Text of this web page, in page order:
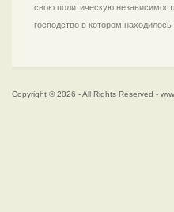
свою политическую
господство в котором
Copyright © 2026 - All Rights Reserved -